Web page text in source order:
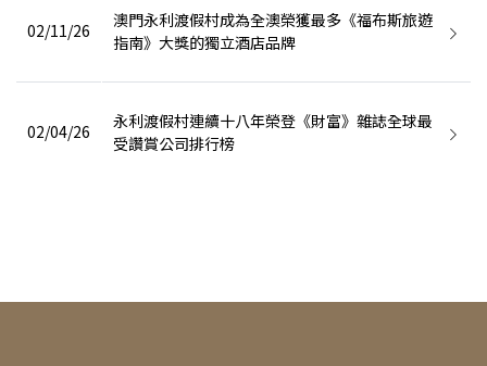
02/11/26
澳門永利渡假村成為全澳榮獲最多《福布斯旅遊
指南》大獎的獨立酒店品牌
02/04/26
永利渡假村連續十八年榮登《財富》雜誌全球最
受讚賞公司排行榜